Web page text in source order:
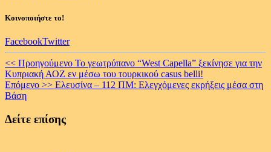
Κοινοποιήστε το!
FacebookTwitter
Continue
Reading
<< Προηγούμενο Το γεωτρύπανο “West Capella” ξεκίνησε για την
Κυπριακή ΑΟΖ εν μέσω του τουρκικού casus belli!
Επόμενο >> Ελευσίνα – 112 ΠΜ: Ελεγχόμενες εκρήξεις μέσα στη
Βάση
Δείτε επίσης